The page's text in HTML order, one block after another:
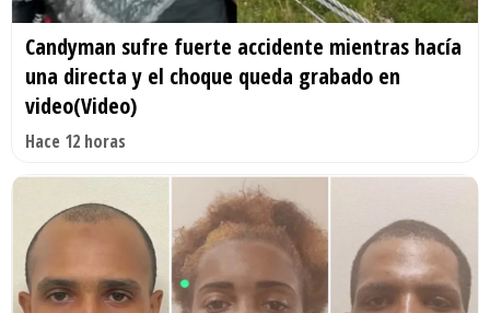
Candyman sufre fuerte accidente mientras hacía
una directa y el choque queda grabado en
video(Video)
Hace 12 horas